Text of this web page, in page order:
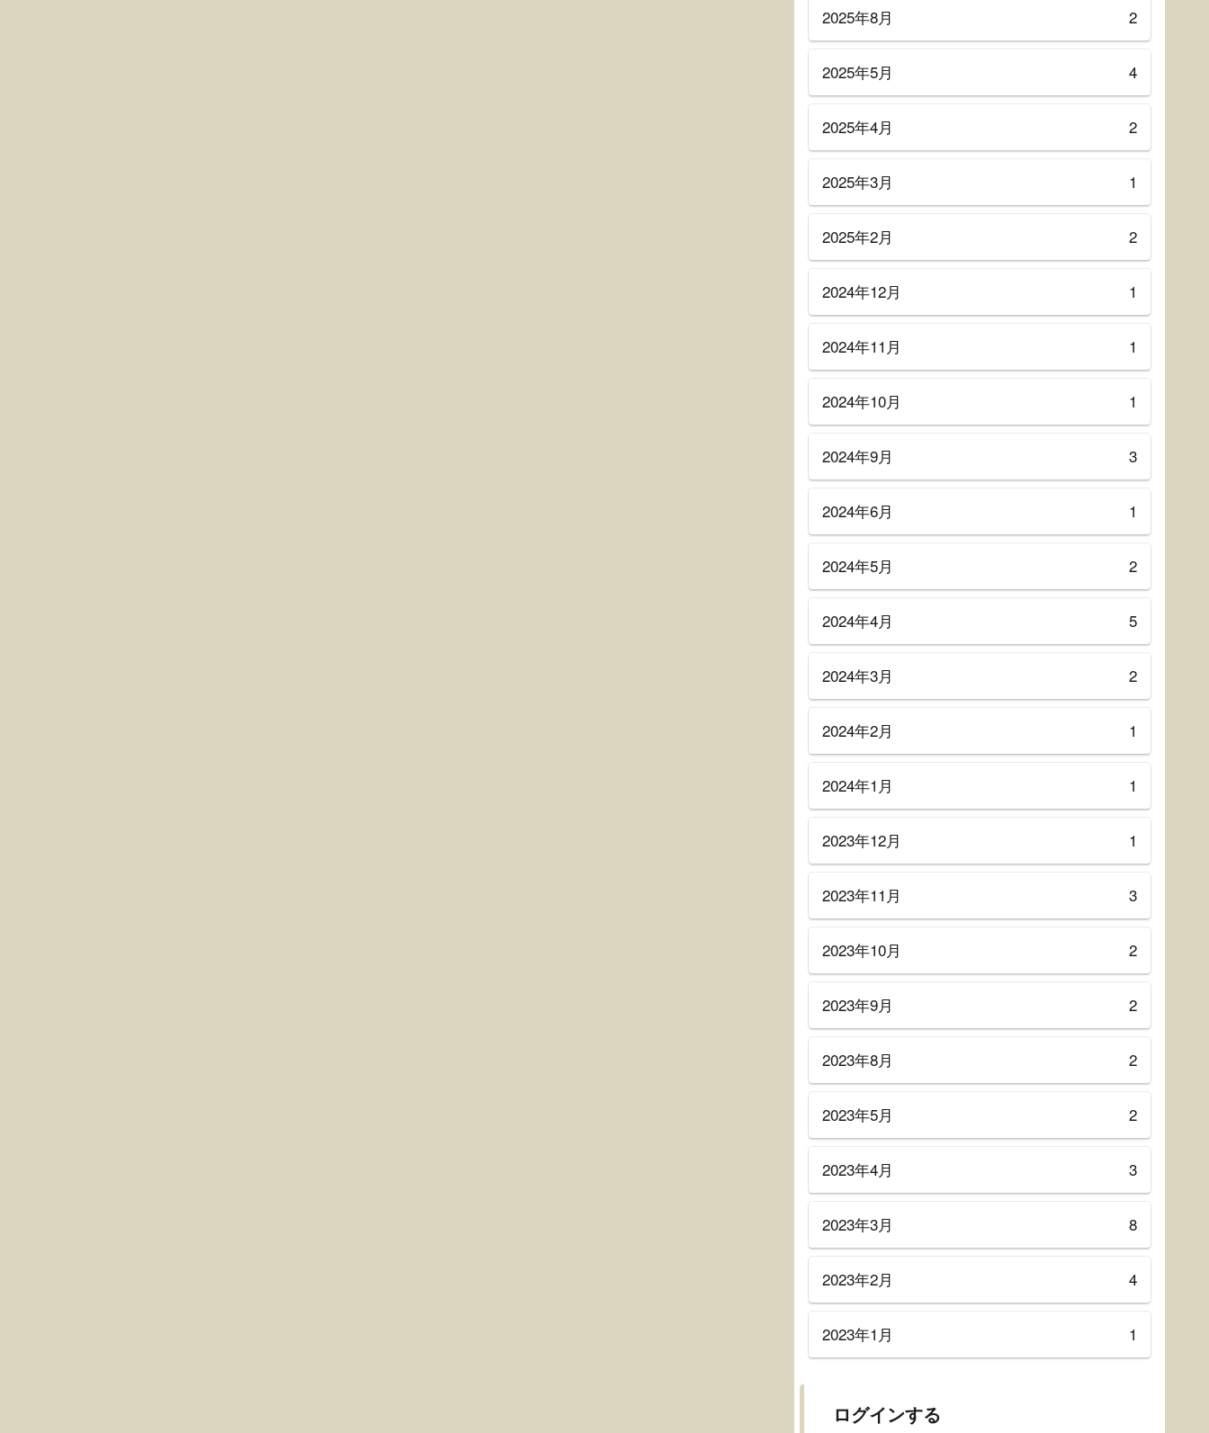
2025年8月 2
2025年5月 4
2025年4月 2
2025年3月 1
2025年2月 2
2024年12月 1
2024年11月 1
2024年10月 1
2024年9月 3
2024年6月 1
2024年5月 2
2024年4月 5
2024年3月 2
2024年2月 1
2024年1月 1
2023年12月 1
2023年11月 3
2023年10月 2
2023年9月 2
2023年8月 2
2023年5月 2
2023年4月 3
2023年3月 8
2023年2月 4
2023年1月 1
ログインする